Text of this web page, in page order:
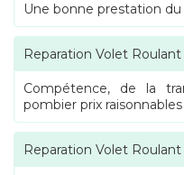
Une bonne prestation
Reparation Volet Roulant
Compétence, de la
pombier prix raisonnables
Reparation Volet Roulant